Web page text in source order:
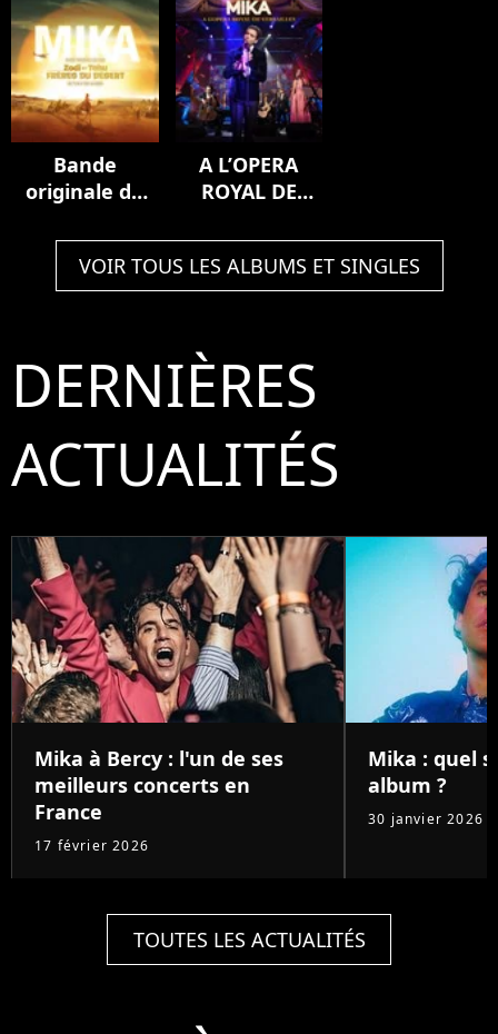
Bande
originale du
Téhu, frères
du désert
A L’OPERA
ROYAL DE
(Live)
VOIR TOUS LES ALBUMS ET SINGLES
DERNIÈRES
ACTUALITÉS
Mika à Bercy : l'un de ses
meilleurs concerts en
France
17 février 2026
Mika : quel
album ?
30 janvier 2026
TOUTES LES ACTUALITÉS